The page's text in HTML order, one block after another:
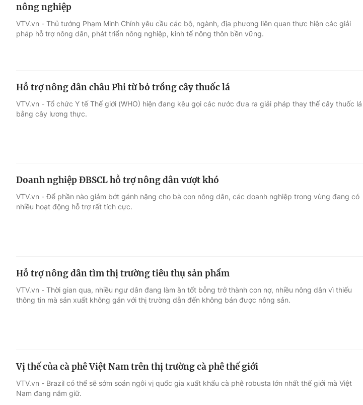
Điện ảnh
Âm nhạc
Sao
Du lịch
Làm đẹp
Học trực tuyến
nông nghiệp
VTV.vn - Thủ tướng Phạm Minh Chính yêu cầu các bộ, ngành, địa phương liên quan thực hiện các giải
pháp hỗ trợ nông dân, phát triển nông nghiệp, kinh tế nông thôn bền vững.
Hỗ trợ nông dân châu Phi từ bỏ trồng cây thuốc lá
VTV.vn - Tổ chức Y tế Thế giới (WHO) hiện đang kêu gọi các nước đưa ra giải pháp thay thế cây thuốc lá
bằng cây lương thực.
Doanh nghiệp ĐBSCL hỗ trợ nông dân vượt khó
VTV.vn - Để phần nào giảm bớt gánh nặng cho bà con nông dân, các doanh nghiệp trong vùng đang có
nhiều hoạt động hỗ trợ rất tích cực.
Hỗ trợ nông dân tìm thị trường tiêu thụ sản phẩm
VTV.vn - Thời gian qua, nhiều ngư dân đang làm ăn tốt bỗng trở thành con nợ, nhiều nông dân vì thiếu
thông tin mà sản xuất không gắn với thị trường dẫn đến không bán được nông sản.
Vị thế của cà phê Việt Nam trên thị trường cà phê thế giới
VTV.vn - Brazil có thể sẽ sớm soán ngôi vị quốc gia xuất khẩu cà phê robusta lớn nhất thế giới mà Việt
Nam đang nắm giữ.